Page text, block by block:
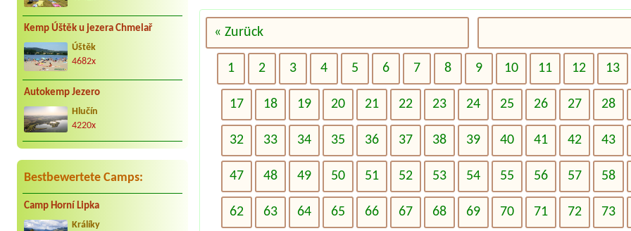
Kemp Úštěk u jezera Chmelař
Úštěk
4682x
Autokemp Jezero
Hlučín
4220x
Bestbewertete Camps:
Camp Horní Lipka
Králíky
« Zurück
1 2 3 4 5 6 7 8 9 10 11 12 13
17 18 19 20 21 22 23 24 25 26 27 28
32 33 34 35 36 37 38 39 40 41 42 43
47 48 49 50 51 52 53 54 55 56 57 58
62 63 64 65 66 67 68 69 70 71 72 73